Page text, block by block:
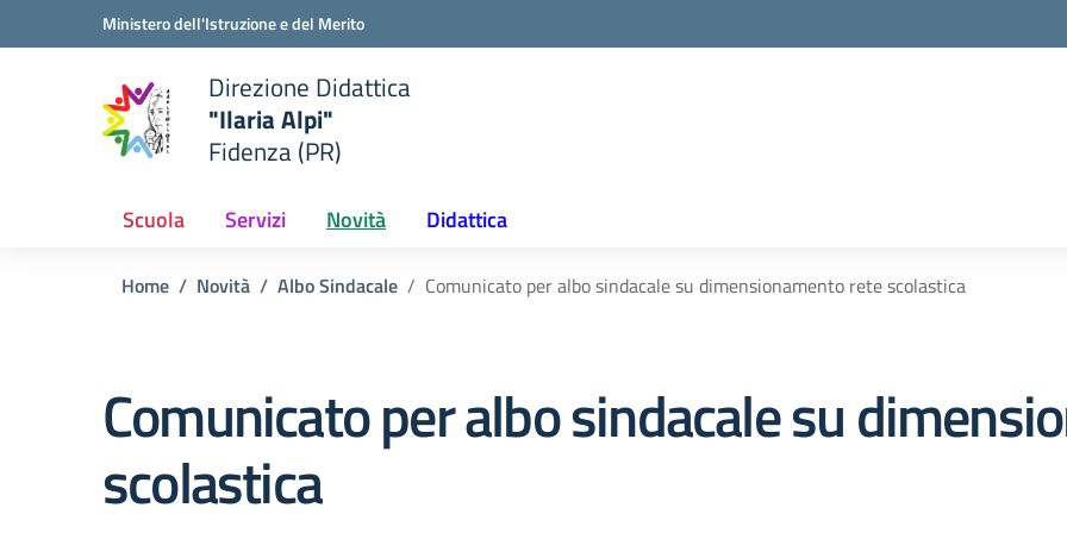
Vai ai contenuti
Vai al menu di navigazioneMinistero dell'Istruzione e del Merito
scuola
Direzione Didattica
"Ilaria Alpi"
Fidenza (PR)
Scuola Servizi Novità Didattica
Home Novità Albo Sindacale Comunicato per albo sindacale su dimensionamento rete scolastica
Comunicato per albo sindacale su
scolastica